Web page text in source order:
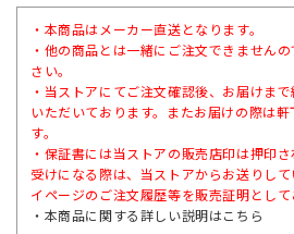
・本商品はメーカー直送となります。
・他の商品とは一緒にご注文できません
さい。
・当ストアにてご注文確認後、お届けま
いただいております。またお届けの際は
す。
・保証書には当ストアの販売店印は押印
受けになる際は、当ストアからお送りし
イページのご注文履歴等を販売証明として
・本商品に関する詳しい説明はこちら